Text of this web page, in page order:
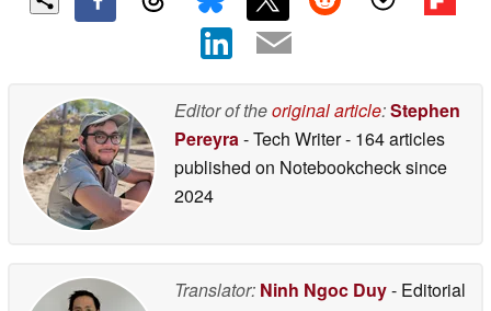
Editor of theoriginal article:Stephen
Pereyra - Tech Writer- 164 articles
published on Notebookchecksince
2024
Translator: Ninh Ngoc Duy- Editorial